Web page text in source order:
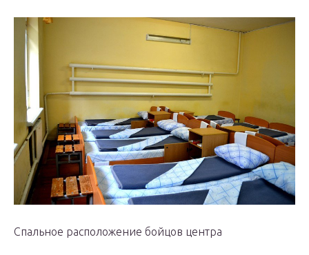
Спальное расположение бойцов центра